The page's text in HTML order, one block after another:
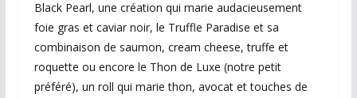
Black Pearl, une création qui marie audacieusement
foie gras et caviar noir, le Truffle Paradise et sa
combinaison de saumon, cream cheese, truffe et
roquette ou encore le Thon de Luxe (notre petit
préféré), un roll qui marie thon, avocat et touches de